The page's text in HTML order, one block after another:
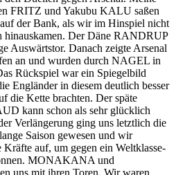
FRITZ und Yakubu KALU saßen
der Bank, als wir im Hinspiel nicht
hinauskamen. Der Däne RANDRUP
Auswärtstor. Danach zeigte Arsenal
an und wurden durch NAGEL in
Rückspiel war ein Spiegelbild
Engländer in diesem deutlich besser
die Kette brachten. Der späte
kann schon als sehr glücklich
Verlängerung ging uns letztlich die
Saison gewesen und wir
Kräfte auf, um gegen ein Weltklasse-
MONAKANA und